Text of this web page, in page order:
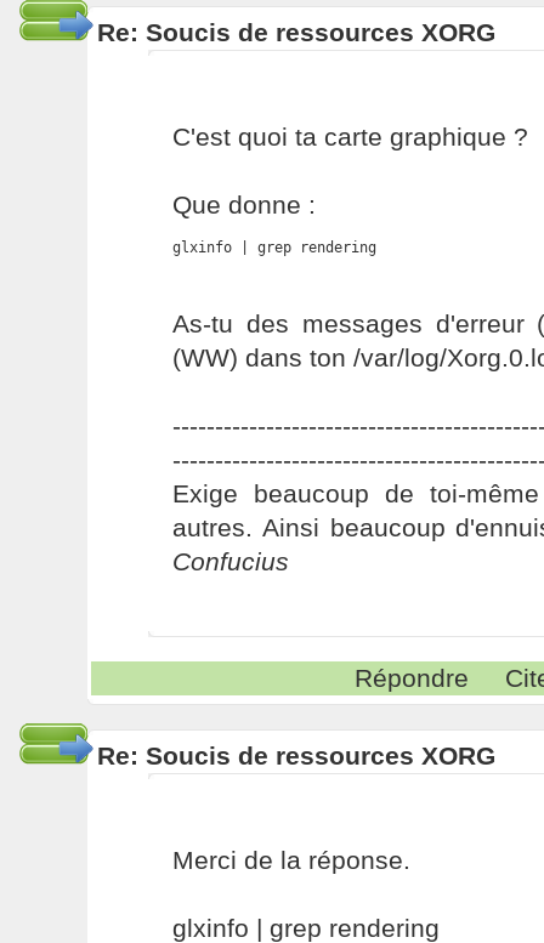
Re: Soucis de ressources XORG
C'est quoi ta carte graphique ?
Que donne :
glxinfo | grep rendering
As-tu des messages d'erreur
(WW) dans ton /var/log/
Exige beaucoup de toi-
autres. Ainsi beaucoup
Confucius
Répondre
Re: Soucis de ressources XORG
Merci de la réponse.
glxinfo | grep rendering